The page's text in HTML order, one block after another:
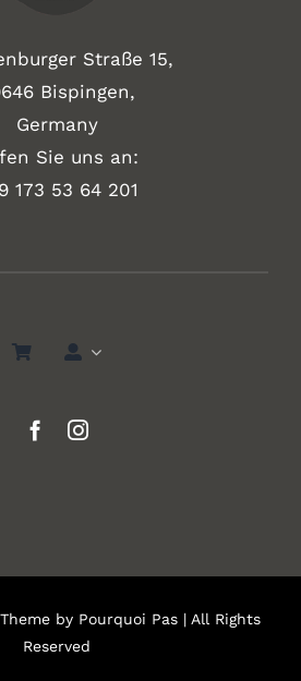
Straße 15,
Bispingen,
Germany
Sie uns an:
173 53 64 201
by Pourquoi Pas| All Rights
Reserved